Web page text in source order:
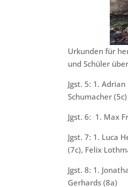
Urkunden für
und Schüler
Jgst. 5: 1.
Schumacher (5c)
Jgst. 6: 1. Max
Jgst. 7: 1. Luca
(7c), Felix
Jgst. 8: 1.
Gerhards (8a)